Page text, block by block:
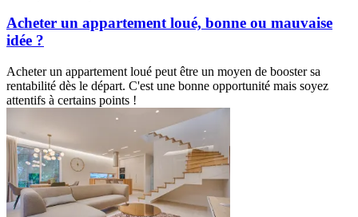
Acheter un appartement loué, bonne ou mauvaise
idée ?
Acheter un appartement loué peut être un moyen de booster sa
rentabilité dès le départ. C'est une bonne opportunité mais soyez
attentifs à certains points !